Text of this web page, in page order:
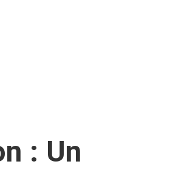
: Un